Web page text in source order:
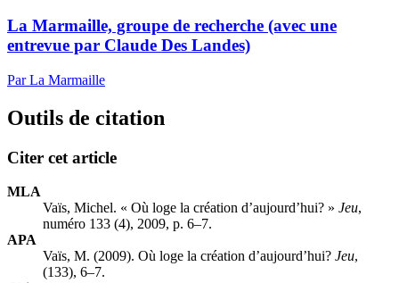
La Marmaille, groupe de recherche (avec une
entrevue par Claude Des Landes)
Par La Marmaille
Outils de citation
Citer cet article
MLA
Vaïs, Michel. « Où loge la création d’aujourd’hui? » Jeu,
numéro 133 (4), 2009, p. 6–7.
APA
Vaïs, M. (2009). Où loge la création d’aujourd’hui? Jeu,
(133), 6–7.